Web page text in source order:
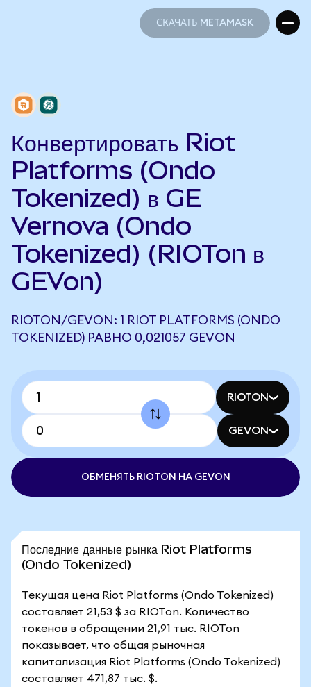
СКАЧАТЬ METAMASK
Конвертировать Riot
Platforms (Ondo
Tokenized) в GE
Vernova (Ondo
Tokenized) (RIOTon в
GEVon)
RIOTON/GEVON: 1 RIOT PLATFORMS (ONDO
TOKENIZED) РАВНО 0,021057 GEVON
RIOTON
GEVON
ОБМЕНЯТЬ RIOTON НА GEVON
Последние данные рынка Riot Platforms
(Ondo Tokenized)
Текущая цена Riot Platforms (Ondo Tokenized)
составляет 21,53 $ за RIOTon. Количество
токенов в обращении 21,91 тыс. RIOTon
показывает, что общая рыночная
капитализация Riot Platforms (Ondo Tokenized)
составляет 471,87 тыс. $.